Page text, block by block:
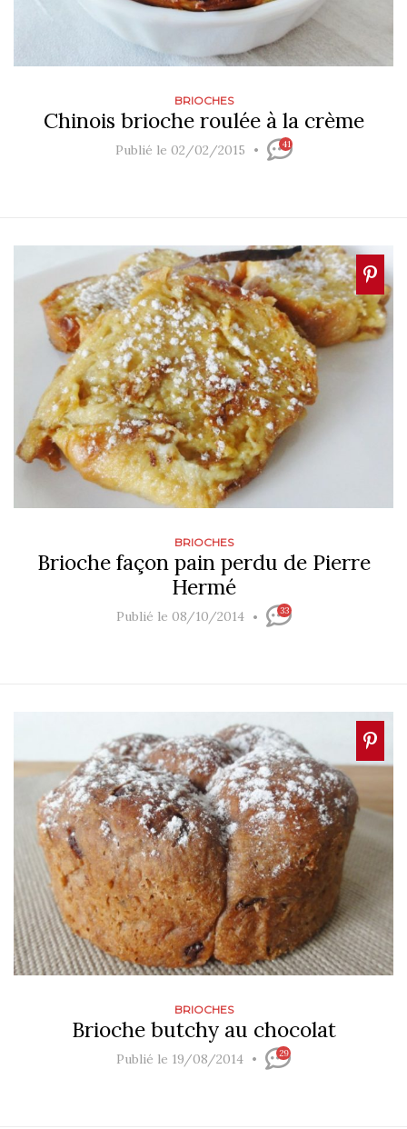
BRIOCHES
Chinois brioche roulée à la crème
Publié le 02/02/2015 41
BRIOCHES
Brioche façon pain perdu de Pierre
Hermé
Publié le 08/10/2014 33
BRIOCHES
Brioche butchy au chocolat
Publié le 19/08/2014 29